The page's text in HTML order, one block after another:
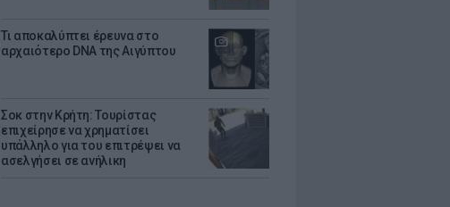
Τι αποκαλύπτει έρευνα στο
αρχαιότερο DNA της Αιγύπτου
Σοκ στην Κρήτη: Τουρίστας
επιχείρησε να χρηματίσει
υπάλληλο για του επιτρέψει να
ασελγήσει σε ανήλικη